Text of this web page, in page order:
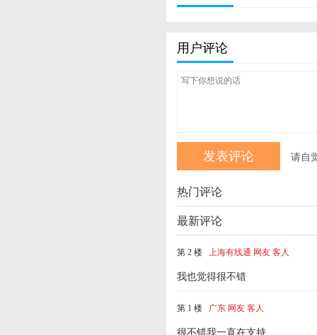
用户评论
请自
热门评论
最新评论
第 2 楼 上海有线通 网友 客人
我也觉得很不错
第 1 楼 广东 网友 客人
很不错我一直在支持